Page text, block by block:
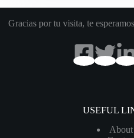
¿DESPUÉS
QUE
Gracias por tu visita, te
USEFUL